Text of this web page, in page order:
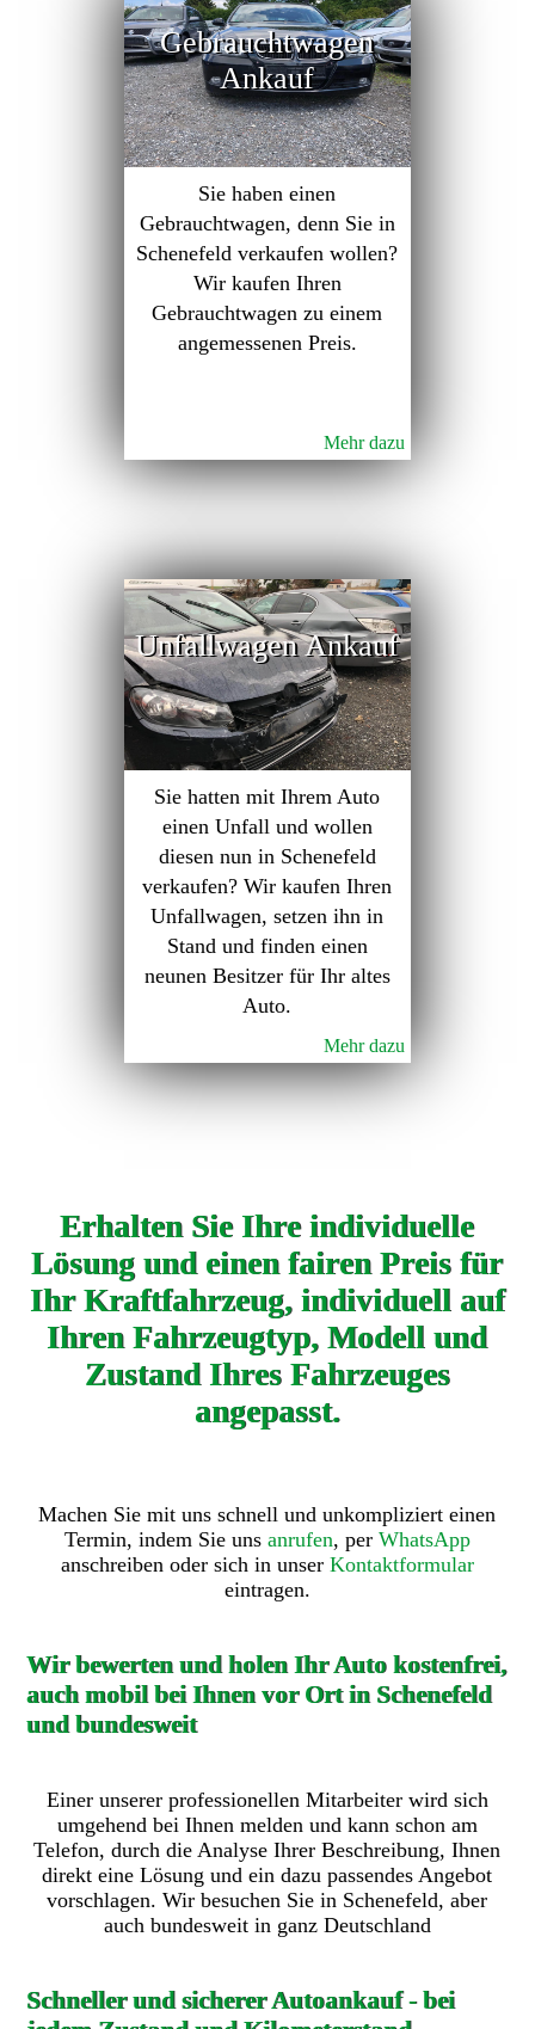
Gebrauchtwagen
Ankauf
Sie haben einen
Gebrauchtwagen, denn Sie in
Schenefeld verkaufen wollen?
Wir kaufen Ihren
Gebrauchtwagen zu einem
angemessenen Preis.
Mehr dazu
Unfallwagen Ankauf
Sie hatten mit Ihrem Auto
einen Unfall und wollen
diesen nun in Schenefeld
verkaufen? Wir kaufen Ihren
Unfallwagen, setzen ihn in
Stand und finden einen
neunen Besitzer für Ihr altes
Auto.
Mehr dazu
Erhalten Sie Ihre individuelle
Lösung und einen fairen Preis für
Ihr Kraftfahrzeug, individuell auf
Ihren Fahrzeugtyp, Modell und
Zustand Ihres Fahrzeuges
angepasst.
Machen Sie mit uns schnell und unkompliziert einen
Termin, indem Sie uns anrufen, per WhatsApp
anschreiben oder sich in unser Kontaktformular
eintragen.
Wir bewerten und holen Ihr Auto kostenfrei,
auch mobil bei Ihnen vor Ort in Schenefeld
und bundesweit
Einer unserer professionellen Mitarbeiter wird sich
umgehend bei Ihnen melden und kann schon am
Telefon, durch die Analyse Ihrer Beschreibung, Ihnen
direkt eine Lösung und ein dazu passendes Angebot
vorschlagen. Wir besuchen Sie in Schenefeld, aber
auch bundesweit in ganz Deutschland
Schneller und sicherer Autoankauf - bei